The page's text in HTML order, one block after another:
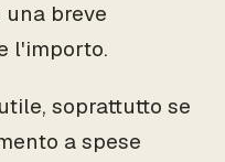
breve
l'importo.
soprattutto se
a spese